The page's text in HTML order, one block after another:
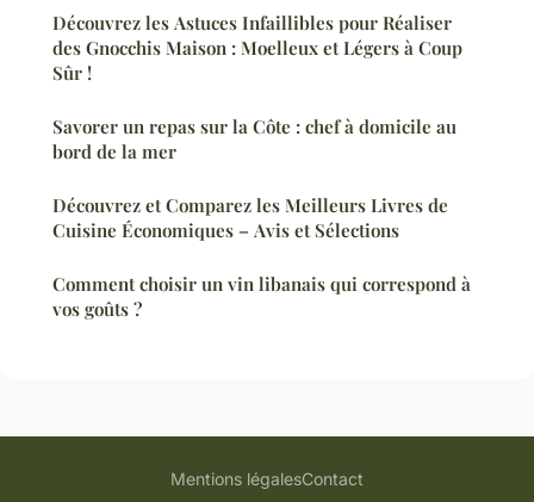
Découvrez les Astuces Infaillibles pour Réaliser
des Gnocchis Maison : Moelleux et Légers à Coup
Sûr !
Savorer un repas sur la Côte : chef à domicile au
bord de la mer
Découvrez et Comparez les Meilleurs Livres de
Cuisine Économiques – Avis et Sélections
Comment choisir un vin libanais qui correspond à
vos goûts ?
Mentions légalesContact